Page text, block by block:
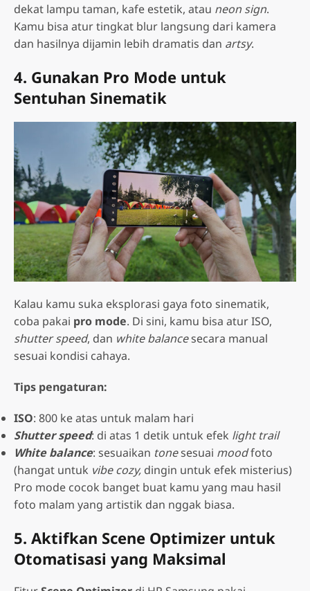
dekat lampu taman, kafe estetik, atau neon sign.
Kamu bisa atur tingkat blur langsung dari kamera
dan hasilnya dijamin lebih dramatis dan artsy.
4. Gunakan Pro Mode untuk
Sentuhan Sinematik
Kalau kamu suka eksplorasi gaya foto sinematik,
coba pakai pro mode. Di sini, kamu bisa atur ISO,
shutter speed, dan white balancesecara manual
sesuai kondisi cahaya.
Tips pengaturan:
ISO: 800 ke atas untuk malam hari
Shutter speed: di atas 1 detik untuk efek light trail
White balance: sesuaikan tonesesuai moodfoto
(hangat untuk vibe cozy, dingin untuk efek misterius)
Pro mode cocok banget buat kamu yang mau hasil
foto malam yang artistik dan nggak biasa.
5. Aktifkan Scene Optimizer untuk
Otomatisasi yang Maksimal